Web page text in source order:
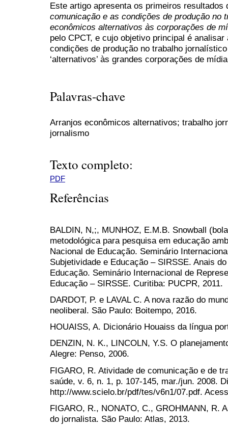
Este artigo apresenta os primeiros resultados
comunicação e as condições de produção no
econômicos alternativos às corporações de
pelo CPCT, e cujo objetivo principal é
condições de produção no trabalho
‘alternativos’ às grandes corporações de
Palavras-chave
Arranjos econômicos alternativos; trabalho
jornalismo
Texto completo:
PDF
Referências
BALDIN, N,;, MUNHOZ, E.M.B. Snowball
metodológica para pesquisa em educação
Nacional de Educação. Seminário
Subjetividade e Educação – SIRSSE. Anais
Educação. Seminário Internacional de
Educação – SIRSSE. Curitiba: PUCPR, 2011.
DARDOT, P. e LAVAL C. A nova razão do
neoliberal. São Paulo: Boitempo, 2016.
HOUAISS, A. Dicionário Houaiss da língua
DENZIN, N. K., LINCOLN, Y.S. O
Alegre: Penso, 2006.
FIGARO, R. Atividade de comunicação e de
saúde, v. 6, n. 1, p. 107-145, mar./jun. 2008.
http://www.scielo.br/pdf/tes/v6n1/07.pdf.
FIGARO, R., NONATO, C., GROHMANN, R.
do jornalista. São Paulo: Atlas, 2013.